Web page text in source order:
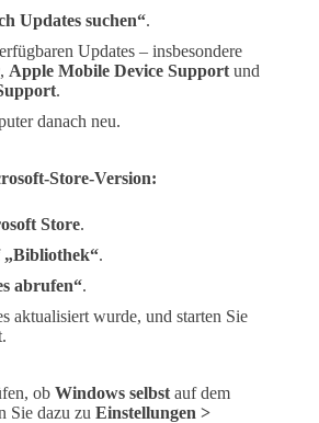
Updates suchen“.
Updates – insbesondere
, Apple Mobile Device Support und
.
danach neu.
Store-Version:
Store.
„Bibliothek“.
abrufen“.
aktualisiert wurde, und starten Sie
ob Windows selbst auf dem
Sie dazu zu Einstellungen >